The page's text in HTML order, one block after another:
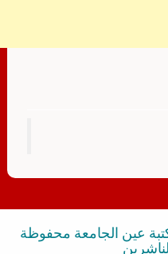
عين الجامعة محفوظة